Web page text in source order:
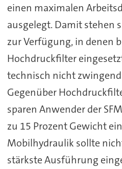
einen maximalen
ausgelegt. Damit stehen
zur Verfügung, in denen
Hochdruckfilter
technisch nicht
Gegenüber
sparen Anwender der
zu 15 Prozent Gewicht
Mobilhydraulik sollte
stärkste Ausführung